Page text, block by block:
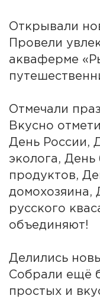
Открывали
Провели
акваферме
Отмечали
Вкусно
День России,
эколога,
продуктов,
домохозяина,
русского
объединяют!
Делились
Собрали ещё
простых и